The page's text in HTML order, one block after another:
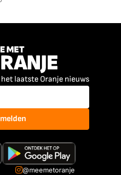
laatste Oranje nieuws
@meemetoranje